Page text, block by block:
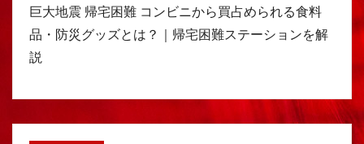
巨大地震 帰宅困難 コンビニから買占められる食料
品・防災グッズとは？｜帰宅困難ステーションを解
説